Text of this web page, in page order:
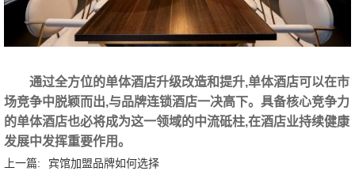
通过全方位的单体酒店升级改造和提升,单体酒店可以在市
场竞争中脱颖而出,与品牌连锁酒店一决高下。具备核心竞争力
的单体酒店也必将成为这一领域的中流砥柱,在酒店业持续健康
发展中发挥重要作用。
上一篇:
宾馆加盟品牌如何选择